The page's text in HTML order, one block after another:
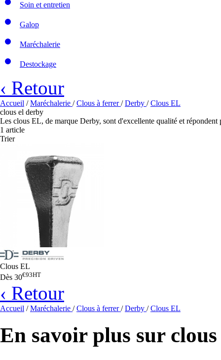
Soin et entretien
Galop
Maréchalerie
Destockage
‹ Retour
Accueil /Maréchalerie /Clous à ferrer /Derby /Clous EL
clous el derby
Les clous EL, de marque Derby, sont d'excellente qualité et
1 article
Trier
Clous EL
Dès 30€93HT
‹ Retour
Accueil /Maréchalerie /Clous à ferrer /Derby /Clous EL
En savoir plus sur